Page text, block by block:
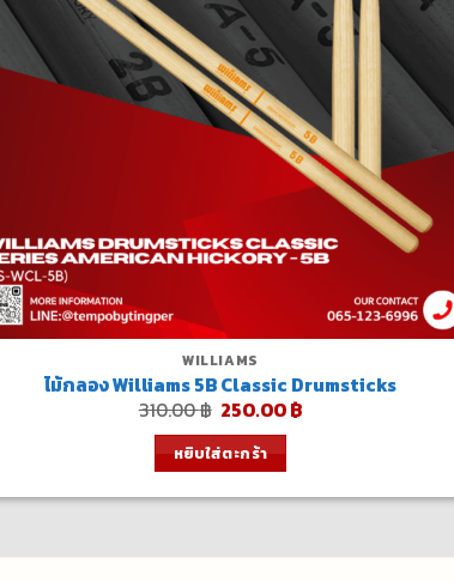
WILLIAMS
ไม้กลอง Williams 5B Classic Drumsticks
310.00฿ Original
was:
310.00 ฿.
250.00฿Current
หยิบใส่ตะกร้า